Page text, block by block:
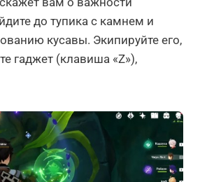
до тупика с камнем и
кусавы. Экипируйте его,
гаджет (клавиша «Z»),